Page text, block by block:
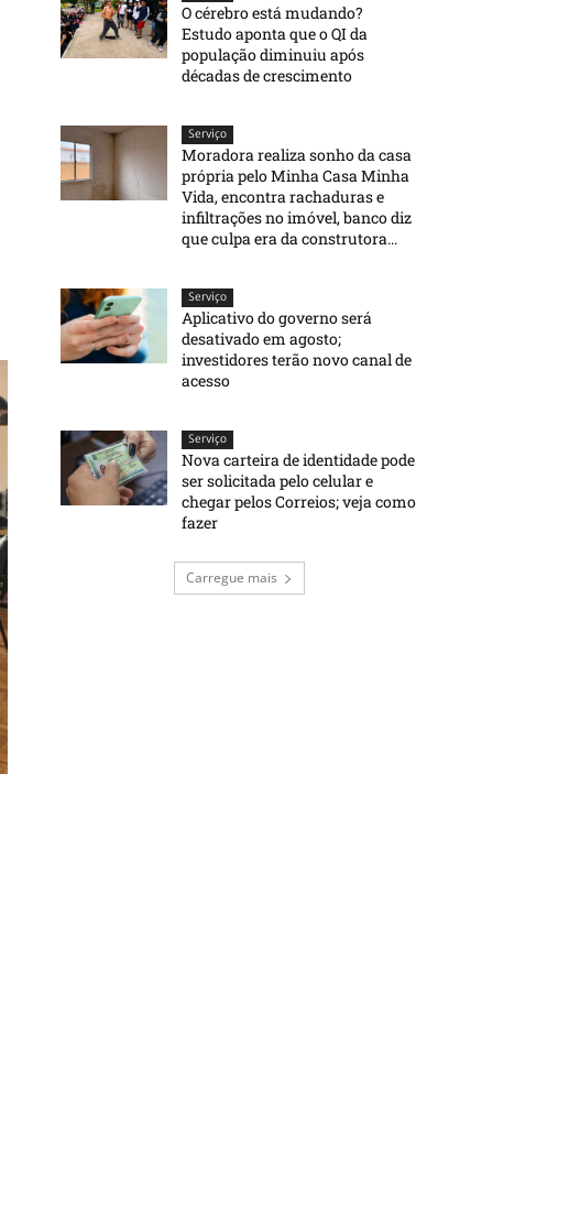
O cérebro está mudando?
Estudo aponta que o QI da
população diminuiu após
décadas de crescimento
Serviço
Moradora realiza sonho da casa
própria pelo Minha Casa Minha
Vida, encontra rachaduras e
infiltrações no imóvel, banco diz
que culpa era da construtora...
Serviço
Aplicativo do governo será
desativado em agosto;
investidores terão novo canal de
acesso
Serviço
Nova carteira de identidade pode
ser solicitada pelo celular e
chegar pelos Correios; veja como
fazer
Carregue mais